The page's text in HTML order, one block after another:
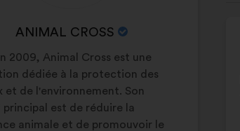
NAAM
VAN
DE
ORGANISATIE:
ANIMAL CROSS
2009, Animal Cross est une
dédiée à la protection des
et de l'environnement. Son
est de réduire la
animale et de promouvoir le